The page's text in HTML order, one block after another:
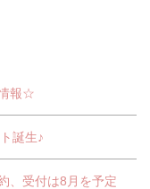
報☆
誕生♪
、受付は8月を予定